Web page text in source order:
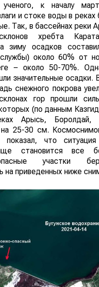
к началу
и стоке воды в
Так, в бассейнах реки
хребта
зиму осадков
около 60% от
– около 50-70%.
значительные осадки.
снежного покрова
гор прошли
(по данным
Арысь, Боролдай,
на 25-30 см.
что ситуация
становится все
опасные участки
на приведенных ниже